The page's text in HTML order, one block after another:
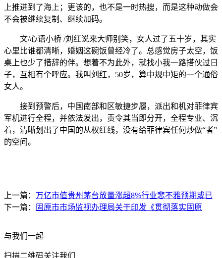
上推进到了海上；更该的，也不是一时热搜，而是这种动做会
不会被继续复制、继续加码。
文/心语小桥 /刘红说来大师别笑，女人过了五十岁，其实
心里比谁都清晰，婚姻这碗饭曾经冷了。总感觉房子太空，饭
桌上也少了措辞的伴。想着不为此外，就找小我一路搭伙过日
子，互相有个呼应。我叫刘红，50岁，算中规中矩的一个通俗
女人。
接到预警后，中国南部和区敏捷步履，派出和机对菲律宾
军机进行全程，并依法发出，责令其当即分开，全程专业、沉
着，清晰划出了中国的从权红线，没有给菲律宾任何炒做“者”
的空间。
上一篇： 万亿市值贵州茅台放量涨超8%行业悲不雅预期或已
下一篇：
固原市市场监视办理局关于印发《贯彻落实固原
与我们一起
扫描二维码关注我们